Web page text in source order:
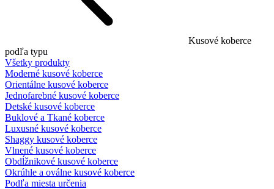
Kusové koberce
podľa typu
Všetky produkty
Moderné kusové koberce
Orientálne kusové koberce
Jednofarebné kusové koberce
Detské kusové koberce
Buklové a Tkané koberce
Luxusné kusové koberce
Shaggy kusové koberce
Vlnené kusové koberce
Obdĺžnikové kusové koberce
Okrúhle a oválne kusové koberce
Podľa miesta určenia